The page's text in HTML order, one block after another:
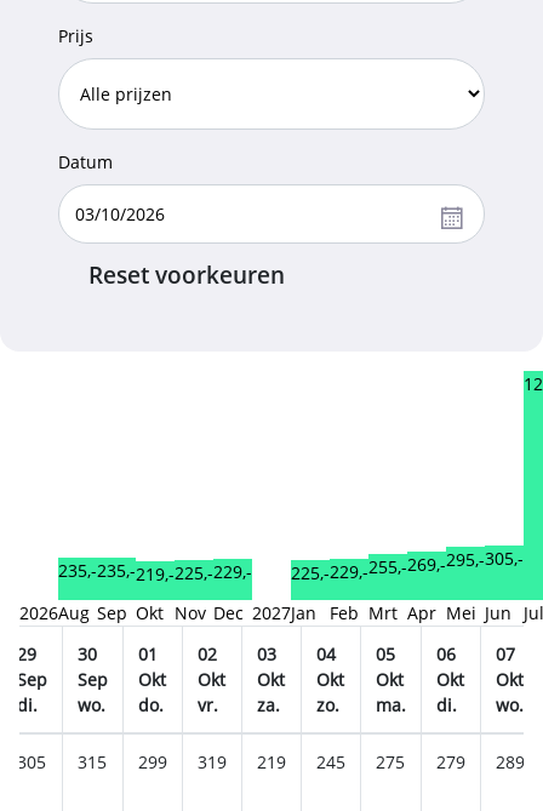
Prijs
Datum
Reset voorkeuren
2026
235,-
Aug
235,-
Sep
219,-
Okt
225,-
Nov
229,-
Dec 2027
225,-
Jan
229,-
Feb
255,-
Mrt
269,-
Apr
295,-
Mei
305,-
Jun
Jul
29
Sep
di.
30
Sep
wo.
01
Okt
do.
02
Okt
vr.
03
Okt
za.
04
Okt
zo.
05
Okt
ma.
06
Okt
di.
07
Okt
wo.
305 315 299 319 219 245 275 279 289